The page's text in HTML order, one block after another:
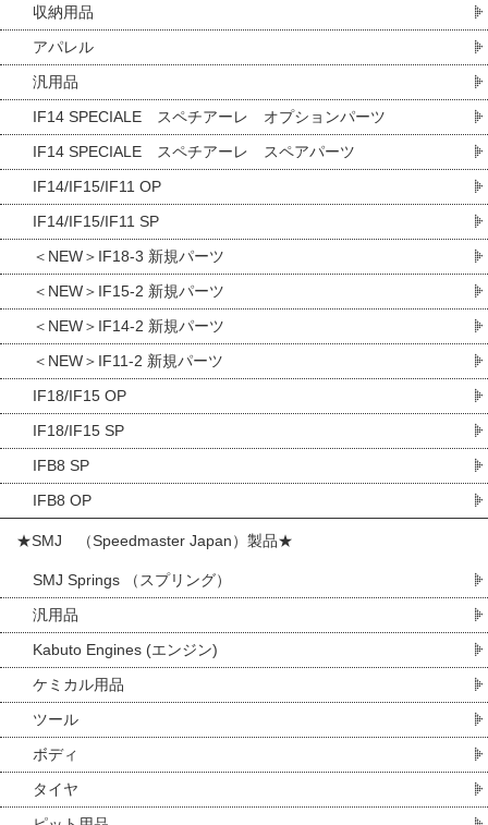
収納用品
アパレル
汎用品
IF14 SPECIALE スペチアーレ オプションパーツ
IF14 SPECIALE スペチアーレ スペアパーツ
IF14/IF15/IF11 OP
IF14/IF15/IF11 SP
＜NEW＞IF18-3 新規パーツ
＜NEW＞IF15-2 新規パーツ
＜NEW＞IF14-2 新規パーツ
＜NEW＞IF11-2 新規パーツ
IF18/IF15 OP
IF18/IF15 SP
IFB8 SP
IFB8 OP
★SMJ （Speedmaster Japan）製品★
SMJ Springs （スプリング）
汎用品
Kabuto Engines (エンジン)
ケミカル用品
ツール
ボディ
タイヤ